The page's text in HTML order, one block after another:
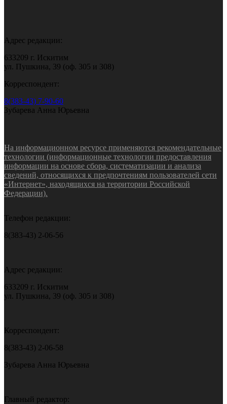
Адрес редакции:
633209 г. Искитим
ул. Пушкина, 39 (оф. 305 и 308)
Корреспондент:
8(383-43) 7-90-60
Зубарева Анна Юрьевна
На информационном ресурсе применяются рекомендательные
технологии (информационные технологии предоставления
информации на основе сбора, систематизации и анализа
сведений, относящихся к предпочтениям пользователей сети
«Интернет», находящихся на территории Российской
Федерации).
Телефон редакции:
8(383-43) 2-06-56
Адрес редакции:
633209 г. Искитим
ул. Пушкина, 39 (оф. 305 и 308)
Корреспондент:
8(383-43) 2-06-58
Зубарева Анна Юрьевна
Главный редактор: